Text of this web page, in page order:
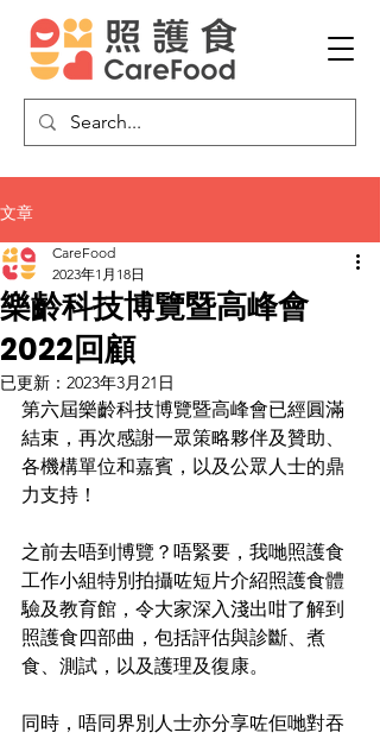
文章
樂齡科技博覽暨高峰會
2022回顧
CareFood
2023年1月18日
已更新： 2023年3月21日
第六屆樂齡科技博覽暨高峰會已經圓滿
結束，再次感謝一眾策略夥伴及贊助、
各機構單位和嘉賓，以及公眾人士的鼎
力支持！
之前去唔到博覽？唔緊要，我哋照護食
工作小組特別拍攝咗短片介紹照護食體
驗及教育館，令大家深入淺出咁了解到
照護食四部曲，包括評估與診斷、煮
食、測試，以及護理及復康。
同時，唔同界別人士亦分享咗佢哋對吞